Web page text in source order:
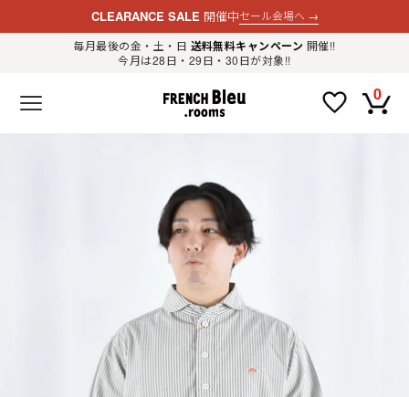
CLEARANCE SALE 開催中セール会場へ →
毎月最後の金・土・日 送料無料キャンペーン 開催!!
今月は28日・29日・30日が対象!!
F
R
e
u
o
o
公
式
通
ト
0
ログイン